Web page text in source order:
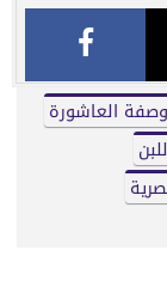
وصفة العاشورة